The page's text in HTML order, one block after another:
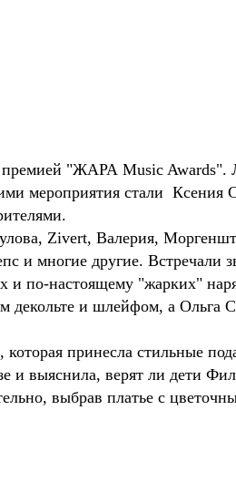
премией "ЖАРА Music Awards".
мероприятия стали Ксения
Zivert, Валерия,
многие другие. Встречали
и по-настоящему "жарких"
декольте и шлейфом, а Ольга
принесла стильные
и выяснила, верят ли дети
выбрав платье с